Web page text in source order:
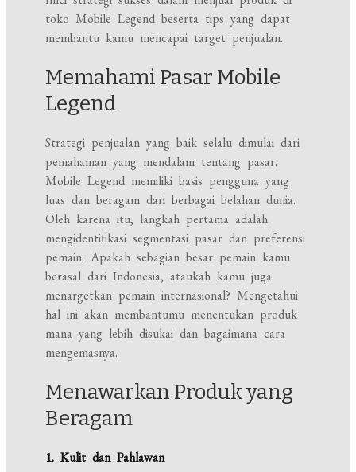
toko Mobile Legend beserta tips yang dapat
membantu kamu mencapai target penjualan.
Memahami Pasar Mobile
Legend
Strategi penjualan yang baik selalu dimulai dari
pemahaman yang mendalam tentang pasar.
Mobile Legend memiliki basis pengguna yang
luas dan beragam dari berbagai belahan dunia.
Oleh karena itu, langkah pertama adalah
mengidentifikasi segmentasi pasar dan preferensi
pemain. Apakah sebagian besar pemain kamu
berasal dari Indonesia, ataukah kamu juga
menargetkan pemain internasional? Mengetahui
hal ini akan membantumu menentukan produk
mana yang lebih disukai dan bagaimana cara
mengemasnya.
Menawarkan Produk yang
Beragam
1. Kulit dan Pahlawan